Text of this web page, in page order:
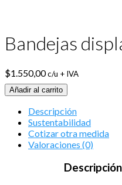
Bandejas
$1.550,00c/u + IVA
Añadir al carrito
Descripción
Sustentabilidad
Cotizar otra medida
Valoraciones (0)
Descripción